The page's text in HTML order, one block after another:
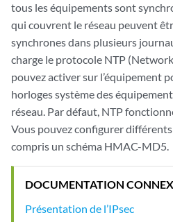
tous les équipements sont
qui couvrent le réseau peuvent
synchrones dans plusieurs
charge le protocole NTP
pouvez activer sur l’équipement
horloges système des
réseau. Par défaut, NTP
Vous pouvez configurer
compris un schéma HMAC-MD5.
DOCUMENTATION
Présentation de l’IPsec